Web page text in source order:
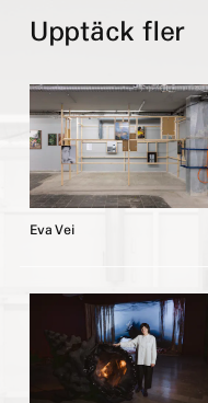
Upptäck fler
Eva Vei